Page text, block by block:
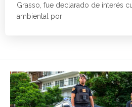
Grasso, fue declarado de interés
ambiental por